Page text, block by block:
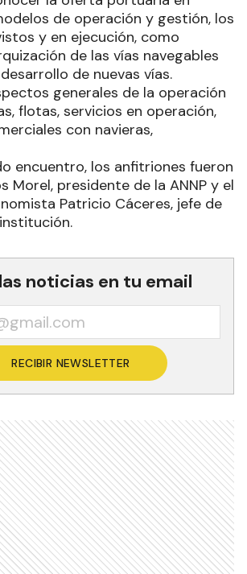
de operación y gestión, los
y en ejecución, como
de las vías navegables
de nuevas vías.
generales de la operación
flotas, servicios en operación,
con navieras,
encuentro, los anfitriones fueron
Morel, presidente de la ANNP y el
Patricio Cáceres, jefe de
noticias en tu email
RECIBIR NEWSLETTER